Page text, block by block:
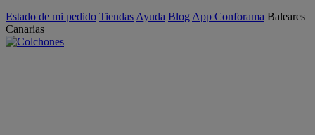
Estado de mi pedido Tiendas Ayuda Blog App Conforama Baleares
Canarias